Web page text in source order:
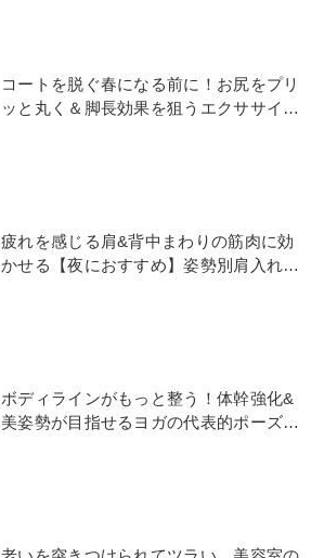
コートを脱ぐ春になる前に！お尻をプリ
ッと丸く＆脚長効果を狙うエクササイズ
疲れを感じる肩&背中まわりの筋肉に効
かせる【夜におすすめ】姿勢別肩入れス
ボディラインがもっと整う！体幹強化&
美姿勢が目指せるヨガの代表的ポーズ